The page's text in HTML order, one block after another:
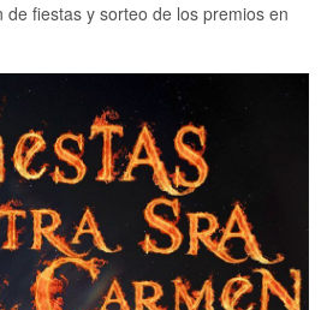
de fiestas y sorteo de los premios en